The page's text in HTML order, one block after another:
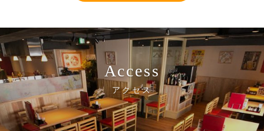
Access
アクセス